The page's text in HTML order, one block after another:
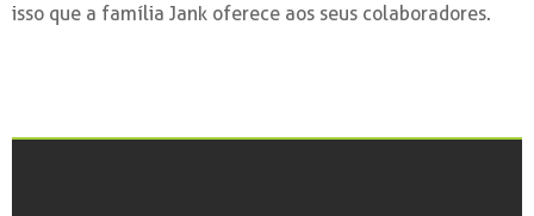
isso que a família Jank oferece aos seus colaboradores.